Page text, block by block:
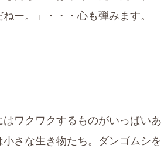
ー。」・・・心も弾みます。
ワクワクするものがいっぱいあ
小さな生き物たち。ダンゴムシを